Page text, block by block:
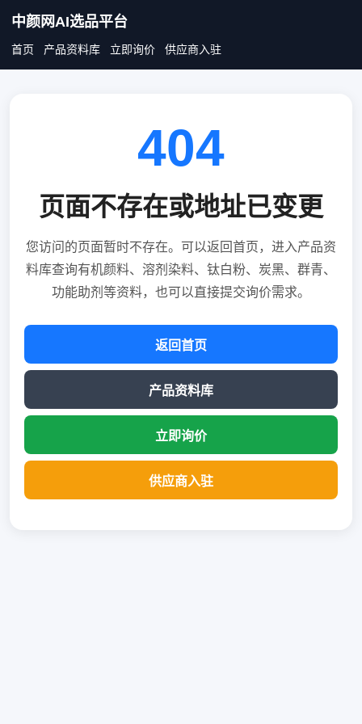
中颜网AI选品平台
首页 产品资料库 立即询价 供应商入驻
404
页面不存在或地址已变更
您访问的页面暂时不存在。可以返回首页，进入产品资
料库查询有机颜料、溶剂染料、钛白粉、炭黑、群青、
功能助剂等资料，也可以直接提交询价需求。
返回首页
产品资料库
立即询价
供应商入驻